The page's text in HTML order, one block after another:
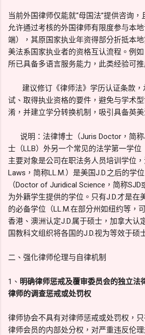
当前外国律师仅能就“母国法”提供咨询
允许通过考核的外国律师有限度参与本
端），其原国家执业年资得部分折抵本
美法系国家执业者的资格互认流程。例
所已具备多语言服务能力，此类经验可推
建议修订《律师法》学历认证条款，
试、取得执业资格的要件，避免与学术
淆，并建立学分转换机制，吸引具备英美
说明：法律博士（Juris Doctor，简称
士（LLB）外另一个常见的法学第一学位
主要对象是公司在职法务人员培训学位
Laws，简称LL.M.）是美国J.D.之后的学
（Doctor of Juridical Science，简称
为外籍学生提供的学位。只有J.D.才是在
的必备学位（LL.M.在部分州如纽约等，
香港、澳洲认定J.D.属于硕士，加拿大认
国教科文组织将各国的J.D.视为等效于硕
二、强化律师伦理与自律机制
1、 明确律师惩戒及覆审委员会的独立法
律师的调查惩戒或处罚权
律师协会不具有对律师惩戒或处罚权，
律师会员的内部处分权，对严重违反伦